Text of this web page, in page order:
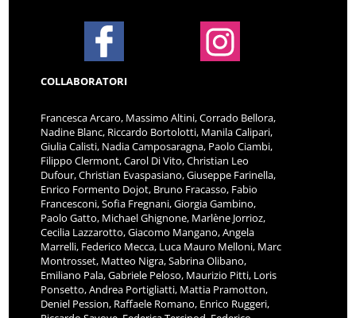
COLLABORATORI
Francesca Arcaro, Massimo Altini, Corrado Bellora,
Nadine Blanc, Riccardo Bortolotti, Manila Calipari,
Giulia Calisti, Nadia Camposaragna, Paolo Ciambi,
Filippo Clermont, Carol Di Vito, Christian Leo
Dufour, Christian Evaspasiano, Giuseppe Farinella,
Enrico Formento Dojot, Bruno Fracasso, Fabio
Francesconi, Sofia Fregnani, Giorgia Gambino,
Paolo Gatto, Michael Ghignone, Marlène Jorrioz,
Cecilia Lazzarotto, Giacomo Mangano, Angela
Marrelli, Federico Mecca, Luca Mauro Melloni, Marc
Montrosset, Matteo Nigra, Sabrina Olibano,
Emiliano Pala, Gabriele Peloso, Maurizio Pitti, Loris
Ponsetto, Andrea Portigliatti, Mattia Pramotton,
Deniel Pession, Raffaele Romano, Enrico Ruggeri,